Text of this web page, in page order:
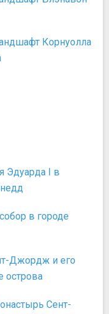
Корнуолла
Эдуарда I в
в городе
Джордж и его
острова
Сент-